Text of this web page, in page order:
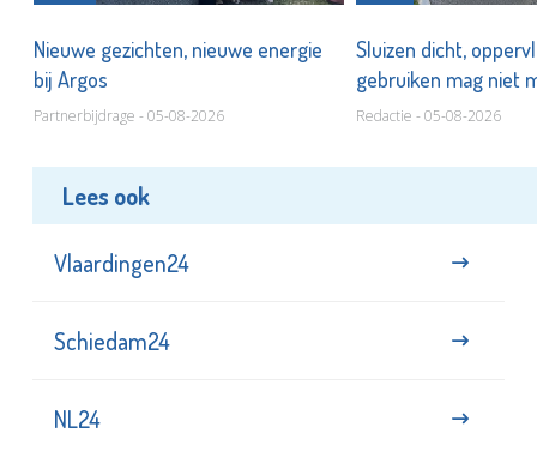
Nieuwe gezichten, nieuwe energie
bij Argos
Partnerbijdrage - 05-08-2026
Sluizen dicht,
gebruiken mag niet
Redactie - 05-08-2026
Lees ook
Vlaardingen24
Schiedam24
NL24